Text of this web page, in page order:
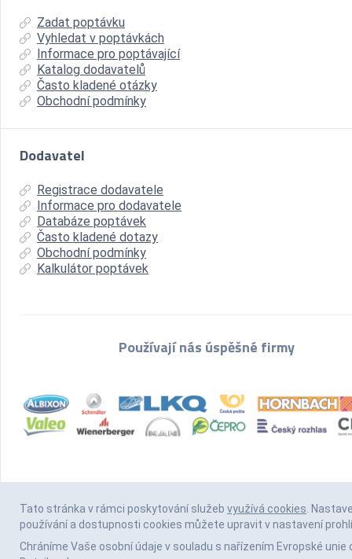
Zadat poptávku
Vyhledat v poptávkách
Informace pro poptávající
Katalog dodavatelů
Často kladené otázky
Obchodní podmínky
Dodavatel
Registrace dodavatele
Informace pro dodavatele
Databáze poptávek
Často kladené dotazy
Obchodní podmínky
Kalkulátor poptávek
Používají nás úspěšné firmy
Tato stránka v rámci poskytování služeb využívá cookies .
používání a dostupnosti cookies můžete upravit v nastavení
Chráníme Vaše osobní údaje v souladu s nařízením Evropské unie